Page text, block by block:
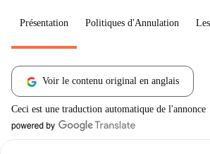
Présentation Politiques d'Annulation
Voir le contenu original en anglais
Ceci est une traduction automatique de l'annonce